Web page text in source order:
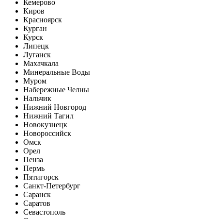
Кемерово
Киров
Красноярск
Курган
Курск
Липецк
Луганск
Махачкала
Минеральные Воды
Муром
Набережные Челны
Нальчик
Нижний Новгород
Нижний Тагил
Новокузнецк
Новороссийск
Омск
Орел
Пенза
Пермь
Пятигорск
Санкт-Петербург
Саранск
Саратов
Севастополь